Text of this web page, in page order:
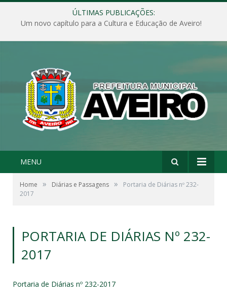
ÚLTIMAS PUBLICAÇÕES:
Um novo capítulo para a Cultura e Educação de Aveiro!
MENU
Home » Diárias e Passagens »
Portaria de Diárias nº 232-
2017
PORTARIA DE DIÁRIAS Nº 232-
2017
Portaria de Diárias nº 232-2017